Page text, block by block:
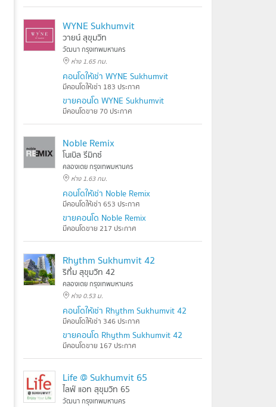
WYNE Sukhumvit
วายน์ สุขุมวิท
วัฒนา กรุงเทพมหานคร
ห่าง 1.65 กม.
คอนโดให้เช่า WYNE Sukhumvit
มีคอนโดให้เช่า 183 ประกาศ
ขายคอนโด WYNE Sukhumvit
มีคอนโดขาย 70 ประกาศ
Noble Remix
โนเบิล รีมิกซ์
คลองเตย กรุงเทพมหานคร
ห่าง 1.63 กม.
คอนโดให้เช่า Noble Remix
มีคอนโดให้เช่า 653 ประกาศ
ขายคอนโด Noble Remix
มีคอนโดขาย 217 ประกาศ
Rhythm Sukhumvit 42
ริทึ่ม สุขุมวิท 42
คลองเตย กรุงเทพมหานคร
ห่าง 0.53 ม.
คอนโดให้เช่า Rhythm Sukhumvit 42
มีคอนโดให้เช่า 346 ประกาศ
ขายคอนโด Rhythm Sukhumvit 42
มีคอนโดขาย 167 ประกาศ
Life @ Sukhumvit 65
ไลฟ์ แอท สุขุมวิท 65
วัฒนา กรุงเทพมหานคร